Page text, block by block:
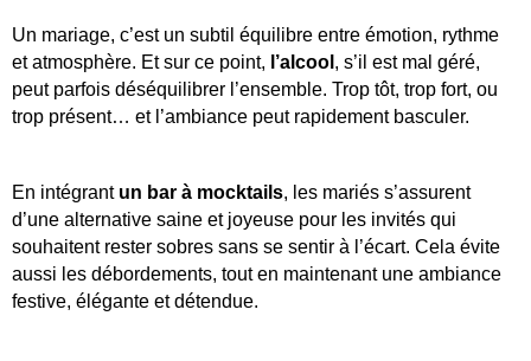
Un mariage, c’est un subtil équilibre entre émotion, rythme
et atmosphère. Et sur ce point, l’alcool , s’il est mal géré,
peut parfois déséquilibrer l’ensemble. Trop tôt, trop fort, ou
trop présent… et l’ambiance peut rapidement basculer.
En intégrant un bar à mocktails, les mariés s’assurent
d’une alternative saine et joyeuse pour les invités qui
souhaitent rester sobres sans se sentir à l’écart. Cela évite
aussi les débordements, tout en maintenant une ambiance
festive, élégante et détendue.